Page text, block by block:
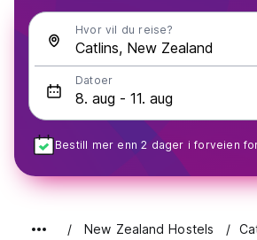
Hvor vil du reise?
Datoer
Bestill mer enn 2 dager i forveien
New Zealand Hostels